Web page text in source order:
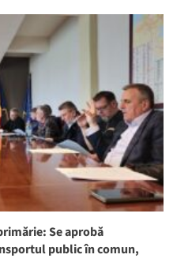
Se aprobă
public în comun,